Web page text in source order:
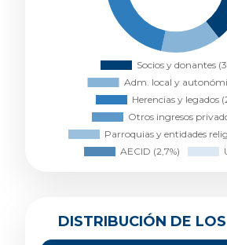
DISTRIBUCIÓN DE
Distribución de los gastos
Proyectos de desarrollo